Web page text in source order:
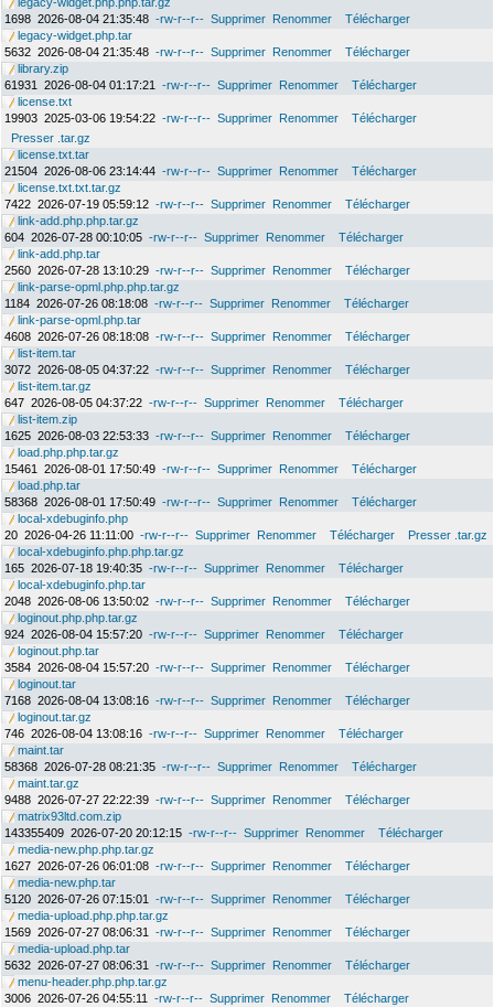
1698 2026-08-04 21:35:48 -rw-r--r-- Supprimer Renommer
Télécharger
legacy-widget.php.tar
5632 2026-08-04 21:35:48 -rw-r--r-- Supprimer Renommer
Télécharger
library.zip
61931
2026-08-04 01:17:21 -rw-r--r-- Supprimer Renommer
Télécharger
license.txt
19903 2025-03-06 19:54:22 -rw-r--r-- Supprimer Renommer
Télécharger
Presser .tar.gz
license.txt.tar
21504 2026-08-06 23:14:44 -rw-r--r-- Supprimer Renommer
Télécharger
license.txt.txt.tar.gz
7422 2026-07-19 05:59:12 -rw-r--r-- Supprimer Renommer
Télécharger
link-add.php.php.tar.gz
604 2026-07-28 00:10:05 -rw-r--r-- Supprimer Renommer
Télécharger
link-add.php.tar
2560 2026-07-28 13:10:29 -rw-r--r-- Supprimer Renommer
Télécharger
link-parse-opml.php.php.tar.gz
1184 2026-07-26 08:18:08 -rw-r--r-- Supprimer Renommer
Télécharger
link-parse-opml.php.tar
4608 2026-07-26 08:18:08 -rw-r--r-- Supprimer Renommer
Télécharger
list-item.tar
3072 2026-08-05 04:37:22 -rw-r--r-- Supprimer Renommer
Télécharger
list-item.tar.gz
647 2026-08-05 04:37:22 -rw-r--r-- Supprimer Renommer
Télécharger
list-item.zip
1625 2026-08-03 22:53:33 -rw-r--r-- Supprimer Renommer
Télécharger
load.php.php.tar.gz
15461
2026-08-01 17:50:49 -rw-r--r-- Supprimer Renommer
Télécharger
load.php.tar
58368 2026-08-01 17:50:49 -rw-r--r-- Supprimer Renommer
Télécharger
local-xdebuginfo.php
20 2026-04-26 11:11:00 -rw-r--r-- Supprimer Renommer Télécharger
Presser .tar.gz
local-xdebuginfo.php.php.tar.gz
165 2026-07-18 19:40:35 -rw-r--r-- Supprimer Renommer
Télécharger
local-xdebuginfo.php.tar
2048 2026-08-06 13:50:02 -rw-r--r-- Supprimer Renommer
Télécharger
loginout.php.php.tar.gz
924 2026-08-04 15:57:20 -rw-r--r-- Supprimer Renommer
Télécharger
loginout.php.tar
3584 2026-08-04 15:57:20 -rw-r--r-- Supprimer Renommer
Télécharger
loginout.tar
7168 2026-08-04 13:08:16 -rw-r--r-- Supprimer Renommer
Télécharger
loginout.tar.gz
746 2026-08-04 13:08:16 -rw-r--r-- Supprimer Renommer
Télécharger
maint.tar
58368 2026-07-28 08:21:35 -rw-r--r-- Supprimer Renommer
Télécharger
maint.tar.gz
9488 2026-07-27 22:22:39 -rw-r--r-- Supprimer Renommer
Télécharger
matrix93ltd.com.zip
143355409 2026-07-20 20:12:15 -rw-r--r-- Supprimer Renommer
Télécharger
media-new.php.php.tar.gz
1627 2026-07-26 06:01:08 -rw-r--r-- Supprimer Renommer
Télécharger
media-new.php.tar
5120 2026-07-26 07:15:01 -rw-r--r-- Supprimer Renommer
Télécharger
media-upload.php.php.tar.gz
1569 2026-07-27 08:06:31 -rw-r--r-- Supprimer Renommer
Télécharger
media-upload.php.tar
5632 2026-07-27 08:06:31 -rw-r--r-- Supprimer Renommer
Télécharger
menu-header.php.php.tar.gz
3006 2026-07-26 04:55:11 -rw-r--r-- Supprimer Renommer
Télécharger